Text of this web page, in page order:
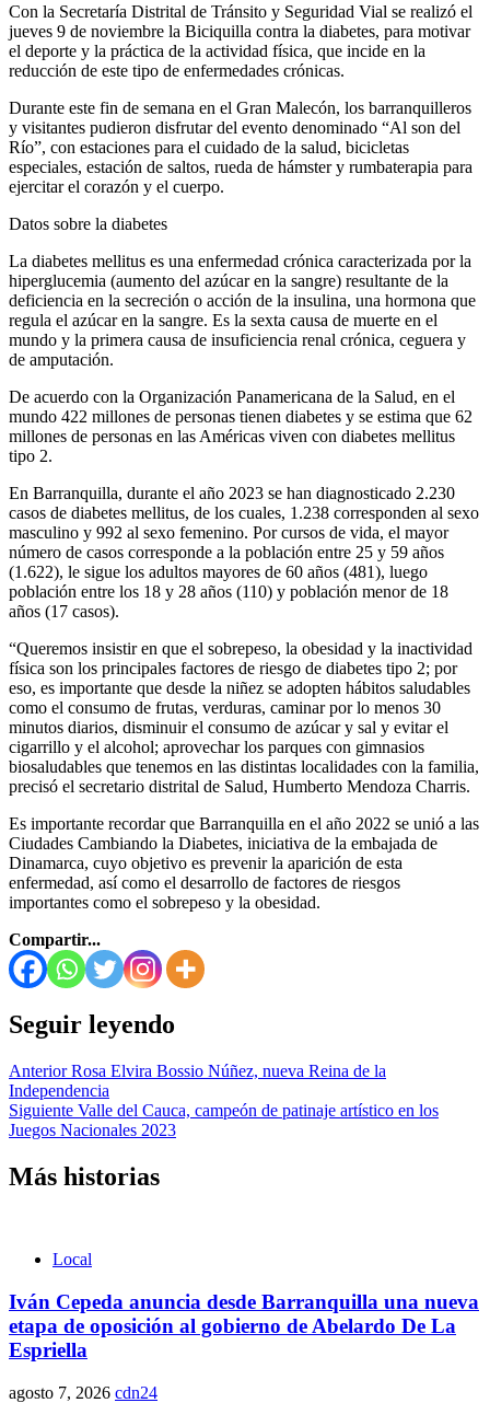
Con la Secretaría Distrital de Tránsito y Seguridad Vial se realizó el
jueves 9 de noviembre la Biciquilla contra la diabetes, para motivar
el deporte y la práctica de la actividad física, que incide en la
reducción de este tipo de enfermedades crónicas.
Durante este fin de semana en el Gran Malecón, los barranquilleros
y visitantes pudieron disfrutar del evento denominado “Al son del
Río”, con estaciones para el cuidado de la salud, bicicletas
especiales, estación de saltos, rueda de hámster y rumbaterapia para
ejercitar el corazón y el cuerpo.
Datos sobre la diabetes
La diabetes mellitus es una enfermedad crónica caracterizada por la
hiperglucemia (aumento del azúcar en la sangre) resultante de la
deficiencia en la secreción o acción de la insulina, una hormona que
regula el azúcar en la sangre. Es la sexta causa de muerte en el
mundo y la primera causa de insuficiencia renal crónica, ceguera y
de amputación.
De acuerdo con la Organización Panamericana de la Salud, en el
mundo 422 millones de personas tienen diabetes y se estima que 62
millones de personas en las Américas viven con diabetes mellitus
tipo 2.
En Barranquilla, durante el año 2023 se han diagnosticado 2.230
casos de diabetes mellitus, de los cuales, 1.238 corresponden al sexo
masculino y 992 al sexo femenino. Por cursos de vida, el mayor
número de casos corresponde a la población entre 25 y 59 años
(1.622), le sigue los adultos mayores de 60 años (481), luego
población entre los 18 y 28 años (110) y población menor de 18
años (17 casos).
“Queremos insistir en que el sobrepeso, la obesidad y la inactividad
física son los principales factores de riesgo de diabetes tipo 2; por
eso, es importante que desde la niñez se adopten hábitos saludables
como el consumo de frutas, verduras, caminar por lo menos 30
minutos diarios, disminuir el consumo de azúcar y sal y evitar el
cigarrillo y el alcohol; aprovechar los parques con gimnasios
biosaludables que tenemos en las distintas localidades con la familia,
precisó el secretario distrital de Salud, Humberto Mendoza Charris.
Es importante recordar que Barranquilla en el año 2022 se unió a las
Ciudades Cambiando la Diabetes, iniciativa de la embajada de
Dinamarca, cuyo objetivo es prevenir la aparición de esta
enfermedad, así como el desarrollo de factores de riesgos
importantes como el sobrepeso y la obesidad.
Compartir...
Seguir leyendo
AnteriorRosa Elvira Bossio Núñez, nueva Reina de la
Independencia
Siguiente Valle del Cauca, campeón de patinaje artístico en los
Juegos Nacionales 2023
Más historias
Local
Iván Cepeda anuncia desde Barranquilla una nueva
etapa de oposición al gobierno de Abelardo De La
Espriella
agosto 7, 2026 cdn24